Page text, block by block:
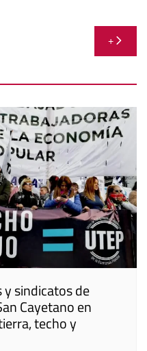
+
sindicatos de
Cayetano en
techo y